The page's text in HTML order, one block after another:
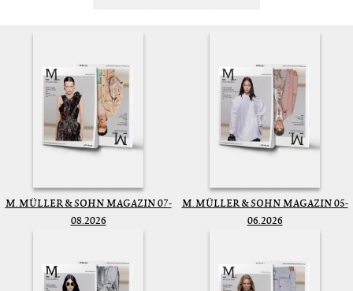
M. MÜLLER & SOHN MAGAZIN 07-
08.2026
M. MÜLLER & SOHN MAGAZIN 05-
06.2026